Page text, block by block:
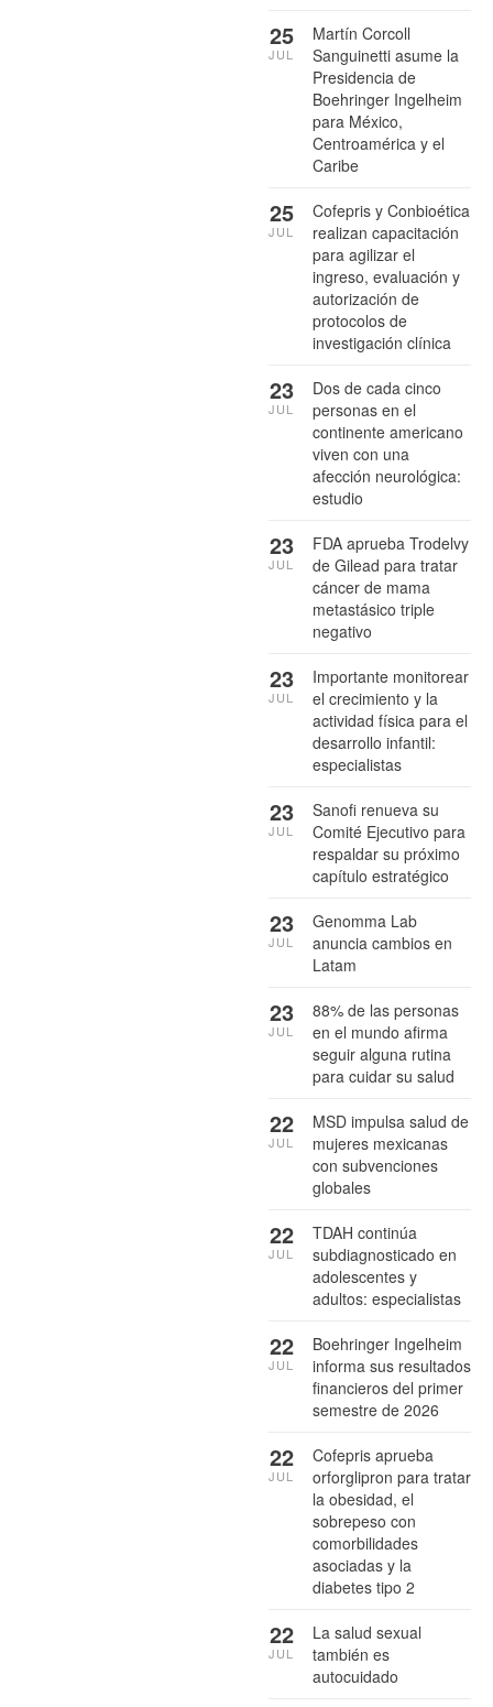
Martín Corcoll
Sanguinetti asume la
Presidencia de
Boehringer Ingelheim
para México,
Centroamérica y el
Caribe
25
JUL
Cofepris y Conbioética
realizan capacitación
para agilizar el
ingreso, evaluación y
autorización de
protocolos de
investigación clínica
25
JUL
Dos de cada cinco
personas en el
continente americano
viven con una
afección neurológica:
estudio
23
JUL
FDA aprueba Trodelvy
de Gilead para tratar
cáncer de mama
metastásico triple
negativo
23
JUL
Importante monitorear
el crecimiento y la
actividad física para el
desarrollo infantil:
especialistas
23
JUL
Sanofi renueva su
Comité Ejecutivo para
respaldar su próximo
capítulo estratégico
23
JUL
Genomma Lab
anuncia cambios en
Latam
23
JUL
88% de las personas
en el mundo afirma
seguir alguna rutina
para cuidar su salud
23
JUL
MSD impulsa salud de
mujeres mexicanas
con subvenciones
globales
22
JUL
TDAH continúa
subdiagnosticado en
adolescentes y
adultos: especialistas
22
JUL
Boehringer Ingelheim
informa sus resultados
financieros del primer
semestre de 2026
22
JUL
Cofepris aprueba
orforglipron para tratar
la obesidad, el
sobrepeso con
comorbilidades
asociadas y la
diabetes tipo 2
22
JUL
La salud sexual
también es
autocuidado
22
JUL